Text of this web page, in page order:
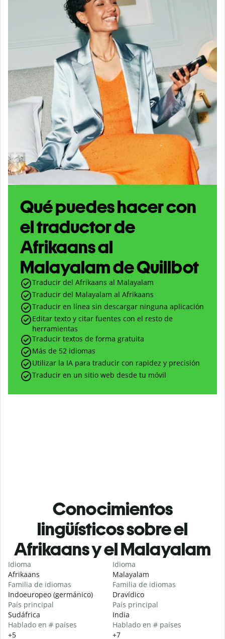
Qué puedes hacer con
el traductor de
Afrikaans al
Malayalam de Quillbot
Traducir del Afrikaans al Malayalam
Traducir del Malayalam al Afrikaans
Traducir en línea sin descargar ninguna aplicación
Editar texto y citar fuentes con el resto de
herramientas
Traducir textos de forma gratuita
Más de 52 idiomas
Utilizar la IA para traducir con rapidez y precisión
Traducir en un sitio web desde tu móvil
Conocimientos
lingüísticos sobre el
Afrikaans y el Malayalam
Idioma
Afrikaans
Familia de idiomas
Indoeuropeo (germánico)
País principal
Sudáfrica
Hablado en # países
+5
Idioma
Malayalam
Familia de idiomas
Dravídico
País principal
India
Hablado en # países
+7